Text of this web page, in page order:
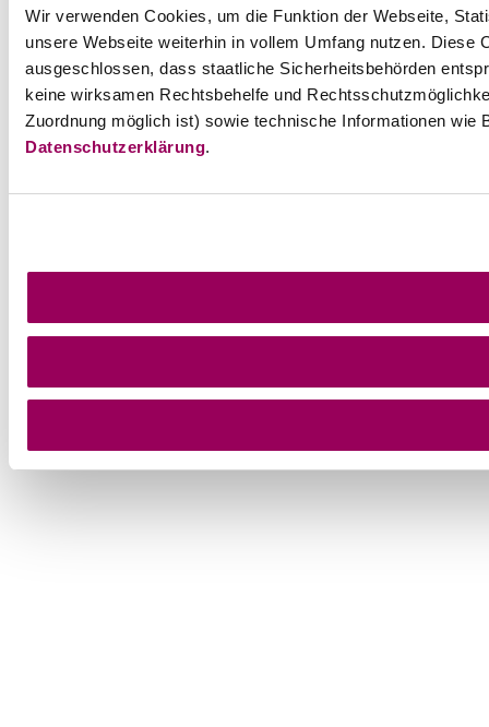
Wir verwenden Cookies, um die Funktion der Webseite,
unsere Webseite weiterhin in vollem Umfang nutzen.
ausgeschlossen, dass staatliche Sicherheitsbehörden
keine wirksamen Rechtsbehelfe und
Zuordnung möglich ist) sowie technische Informationen
Datenschutzerklärung.